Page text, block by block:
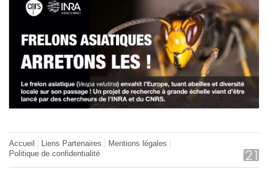
Accueil Liens Partenaires
Mentions légales
Politique de confidentialité